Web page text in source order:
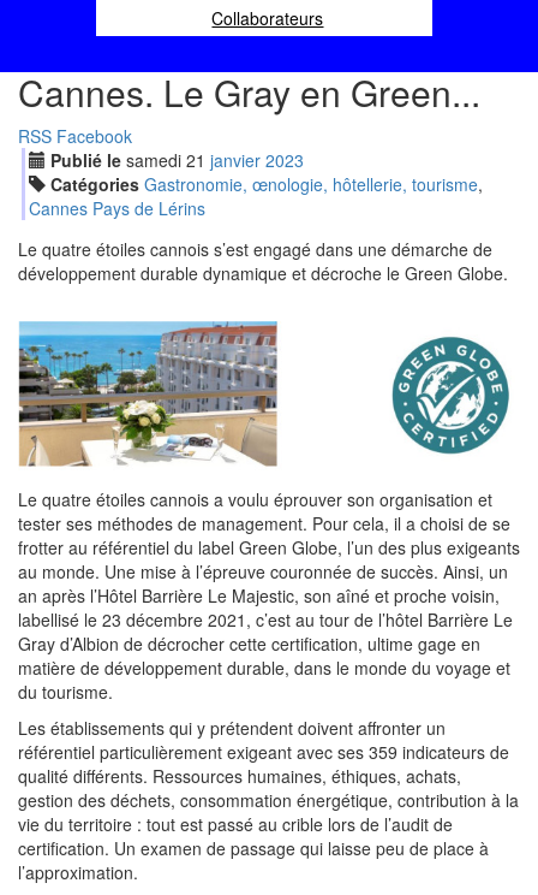
Collaborateurs
Cannes. Le Gray en Green...
RSS Facebook
Publié le samedi 21 janvier 2023
Catégories Gastronomie, œnologie, hôtellerie, tourisme,
Cannes Pays de Lérins
Le quatre étoiles cannois s’est engagé dans une démarche de
développement durable dynamique et décroche le Green Globe.
Le quatre étoiles cannois a voulu éprouver son organisation et
tester ses méthodes de management. Pour cela, il a choisi de se
frotter au référentiel du label Green Globe, l’un des plus exigeants
au monde. Une mise à l’épreuve couronnée de succès. Ainsi, un
an après l’Hôtel Barrière Le Majestic, son aîné et proche voisin,
labellisé le 23 décembre 2021, c’est au tour de l’hôtel Barrière Le
Gray d’Albion de décrocher cette certification, ultime gage en
matière de développement durable, dans le monde du voyage et
du tourisme.
Les établissements qui y prétendent doivent affronter un
référentiel particulièrement exigeant avec ses 359 indicateurs de
qualité différents. Ressources humaines, éthiques, achats,
gestion des déchets, consommation énergétique, contribution à la
vie du territoire : tout est passé au crible lors de l’audit de
certification. Un examen de passage qui laisse peu de place à
l’approximation.